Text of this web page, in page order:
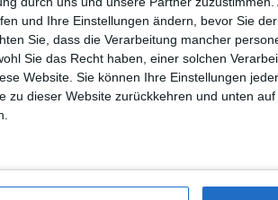
und Ihre Einstellungen ändern, bevor Sie
Sie, dass die Verarbeitung mancher
Sie das Recht haben, einer solchen
Website. Sie können Ihre Einstellungen
zu dieser Website zurückkehren und unten
treffen.
Grand Slam wins, 10
Open; the third
10+ wins after the